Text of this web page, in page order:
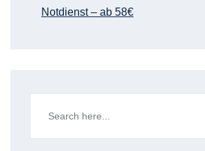
Notdienst – ab 58€